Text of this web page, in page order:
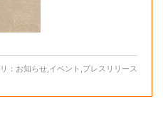
： お知らせ イベント プレスリリース